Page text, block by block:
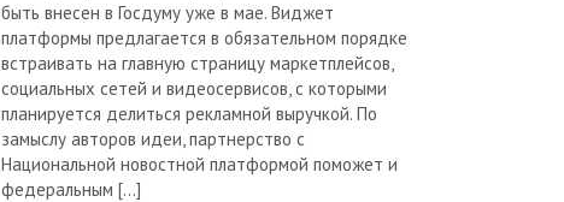
быть внесен в Госдуму уже в мае. Виджет
платформы предлагается в обязательном порядке
встраивать на главную страницу маркетплейсов,
социальных сетей и видеосервисов, с которыми
планируется делиться рекламной выручкой. По
замыслу авторов идеи, партнерство с
Национальной новостной платформой поможет и
федеральным […]